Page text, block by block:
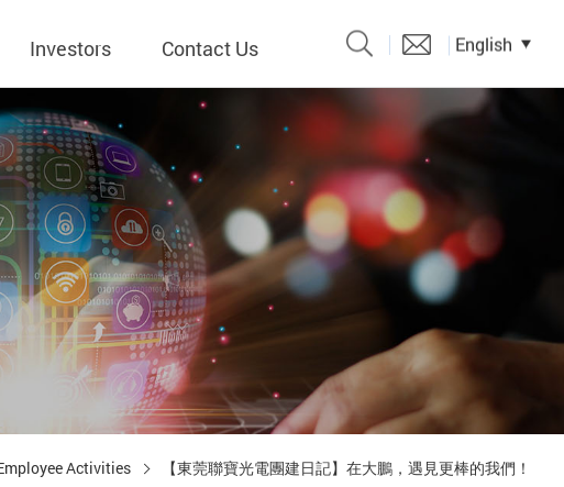
AC Input
Catalogue
Investors
History
人關注議題、溝
回應情形
(含利害關係人)
通情形
Contact Us English
Activities 【東莞聯寶光電團建日記】在大鵬，遇見更棒的我們！